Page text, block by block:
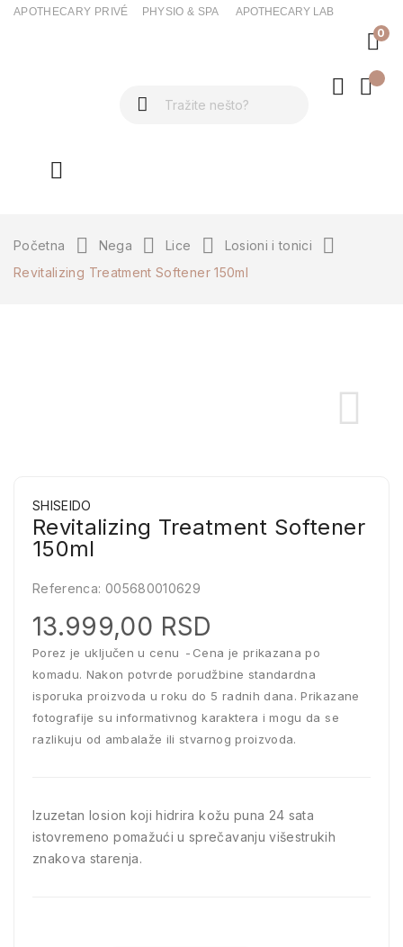
APOTHECARY PRIVÉ PHYSIO & SPA APOTHECARY LAB
0
Početna Nega Lice
Losioni i tonici
Revitalizing Treatment Softener 150ml
SHISEIDO
Revitalizing Treatment Softener
150ml
Referenca: 005680010629
13.999,00 RSD
Porez je uključen u cenu
Cena je prikazana po
komadu. Nakon potvrde porudžbine standardna
isporuka proizvoda u roku do 5 radnih dana. Prikazane
fotografije su informativnog karaktera i mogu da se
razlikuju od ambalaže ili stvarnog proizvoda.
Izuzetan losion koji hidrira kožu puna 24 sata
istovremeno pomažući u sprečavanju višestrukih
znakova starenja.